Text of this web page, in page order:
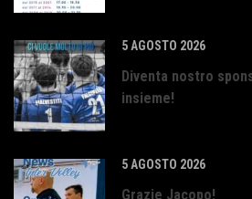
5 AGOSTO 2026
Diventa nostro
insieme!
5 AGOSTO 2026
Grazie Jacopo!